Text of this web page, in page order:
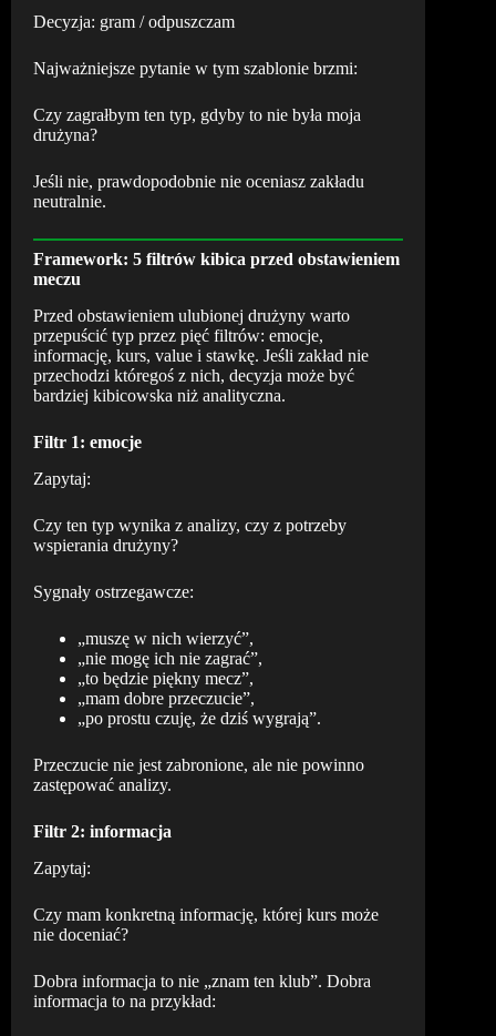
Decyzja: gram / odpuszczam
Najważniejsze pytanie w tym szablonie brzmi:
Czy zagrałbym ten typ, gdyby to nie była moja
drużyna?
Jeśli nie, prawdopodobnie nie oceniasz zakładu
neutralnie.
Framework: 5 filtrów kibica przed obstawieniem
meczu
Przed obstawieniem ulubionej drużyny warto
przepuścić typ przez pięć filtrów: emocje,
informację, kurs, value i stawkę. Jeśli zakład nie
przechodzi któregoś z nich, decyzja może być
bardziej kibicowska niż analityczna.
Filtr 1: emocje
Zapytaj:
Czy ten typ wynika z analizy, czy z potrzeby
wspierania drużyny?
Sygnały ostrzegawcze:
„muszę w nich wierzyć”,
„nie mogę ich nie zagrać”,
„to będzie piękny mecz”,
„mam dobre przeczucie”,
„po prostu czuję, że dziś wygrają”.
Przeczucie nie jest zabronione, ale nie powinno
zastępować analizy.
Filtr 2: informacja
Zapytaj:
Czy mam konkretną informację, której kurs może
nie doceniać?
Dobra informacja to nie „znam ten klub”. Dobra
informacja to na przykład: